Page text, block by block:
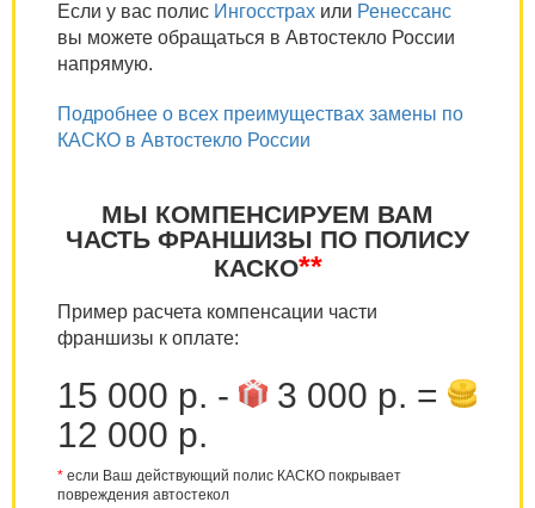
Если у вас полис Ингосстрах или Ренессанс
вы можете обращаться в Автостекло России
напрямую.
Подробнее о всех преимуществах замены по
КАСКО в Автостекло России
МЫ КОМПЕНСИРУЕМ ВАМ
ЧАСТЬ ФРАНШИЗЫ ПО ПОЛИСУ
КАСКО**
Пример расчета компенсации части
франшизы к оплате:
15 000 р. -
3 000 р. =
12 000 р.
* если Ваш действующий полис КАСКО покрывает
повреждения автостекол